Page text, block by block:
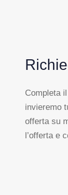
Completa
invieremo
offerta su
l’offerta e